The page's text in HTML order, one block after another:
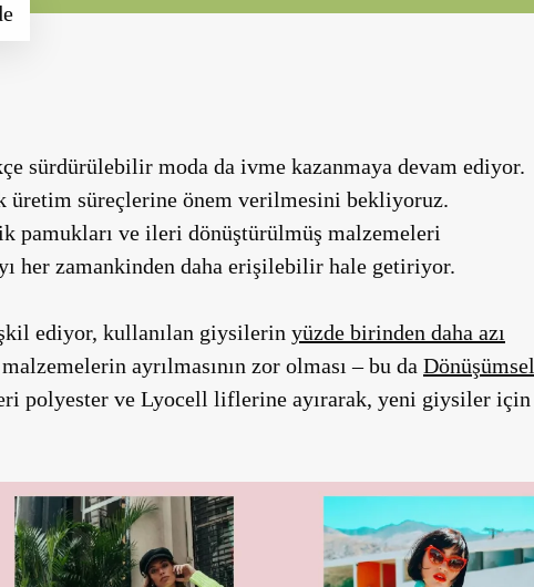
sürdürülebilir moda da ivme kazanmaya devam ediyor.
üretim süreçlerine önem verilmesini bekliyoruz.
pamukları ve ileri dönüştürülmüş malzemeleri
her zamankinden daha erişilebilir hale getiriyor.
ediyor, kullanılan giysilerin yüzde birinden daha azı
ayrılmasının zor olması – bu da Dönüşümsel
polyester ve Lyocell liflerine ayırarak, yeni giysiler için